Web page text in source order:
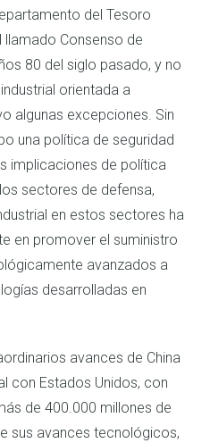
del Tesoro
Consenso de
80 del siglo pasado, y no
orientada a
algunas excepciones. Sin
una política de seguridad
implicaciones de política
sectores de defensa,
en estos sectores ha
en promover el suministro
avanzados a
desarrolladas en
avances de China
con Estados Unidos, con
de 400.000 millones de
sus avances tecnológicos,